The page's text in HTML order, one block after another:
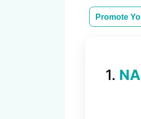
Promote
1.